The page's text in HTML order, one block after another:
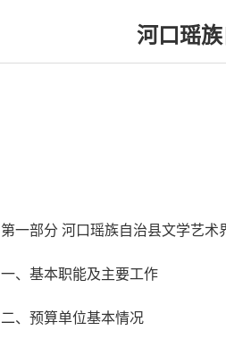
河口瑶
第一部分 河口瑶族自治县文学艺
一、基本职能及主要工作
二、预算单位基本情况